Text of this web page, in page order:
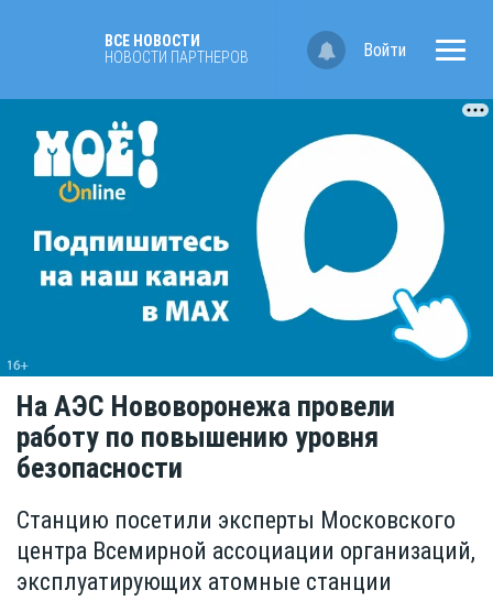
ВСЕ НОВОСТИ
НОВОСТИ ПАРТНЁРОВ
Войти
На АЭС Нововоронежа провели
работу по повышению уровня
безопасности
Станцию посетили эксперты Московского
центра Всемирной ассоциации организаций,
эксплуатирующих атомные станции